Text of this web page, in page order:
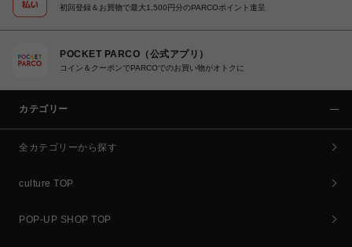
初回登録＆お買物で最大1,500円分のPARCOポイント進呈
POCKET PARCO（公式アプリ）
コイン＆クーポンでPARCOでのお買い物がオトクに
カテゴリー
全カテゴリーから探す
culture TOP
POP-UP SHOP TOP